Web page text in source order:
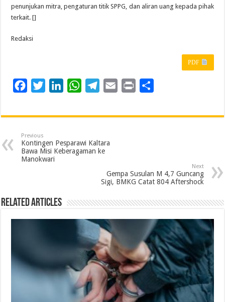
penunjukan mitra, pengaturan titik SPPG, dan aliran uang kepada pihak
terkait. []
Redaksi
PDF
c
b
o
i
t
e
n
e
d
W
a
s
A
l
g
r
m
a
i
a
Previous
Kontingen Pesparawi Kaltara
Bawa Misi Keberagaman ke
Manokwari
Next
Gempa Susulan M 4,7 Guncang
Sigi, BMKG Catat 804 Aftershock
Related Articles